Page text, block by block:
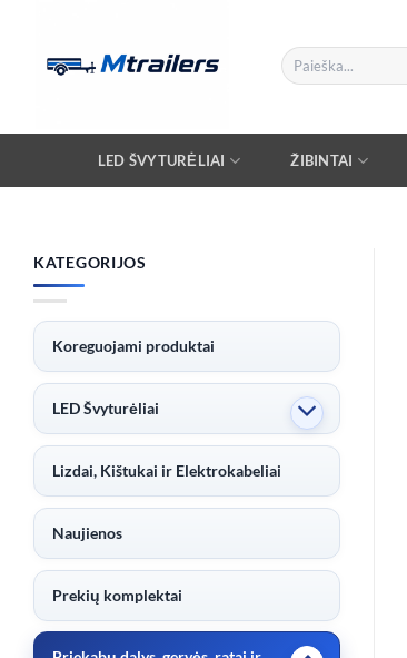
content
Ieškoti:
LED ŠVYTURĖLIAI ŽIBINTAI
KATEGORIJOS
Koreguojami produktai
LED Švyturėliai
Lizdai, Kištukai ir Elektrokabeliai
Naujienos
Prekių komplektai